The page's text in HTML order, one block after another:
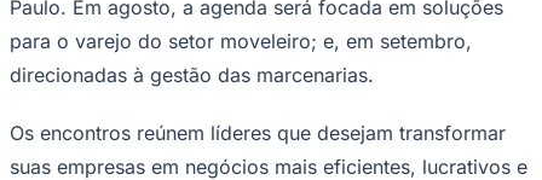
São Paulo
Paulo. Em agosto, a agenda será focada em soluções
para o varejo do setor moveleiro; e, em setembro,
direcionadas à gestão das marcenarias.
Os encontros reúnem líderes que desejam transformar
suas empresas em negócios mais eficientes, lucrativos e